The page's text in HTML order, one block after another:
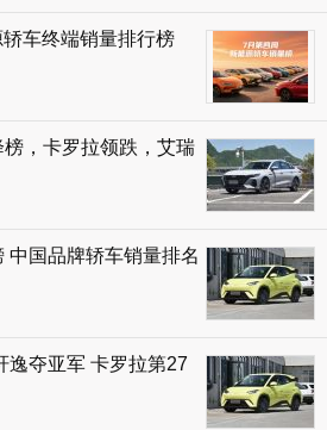
车终端销量排行榜
，卡罗拉领跌，艾瑞
中国品牌轿车销量排名
逸夺亚军 卡罗拉第27